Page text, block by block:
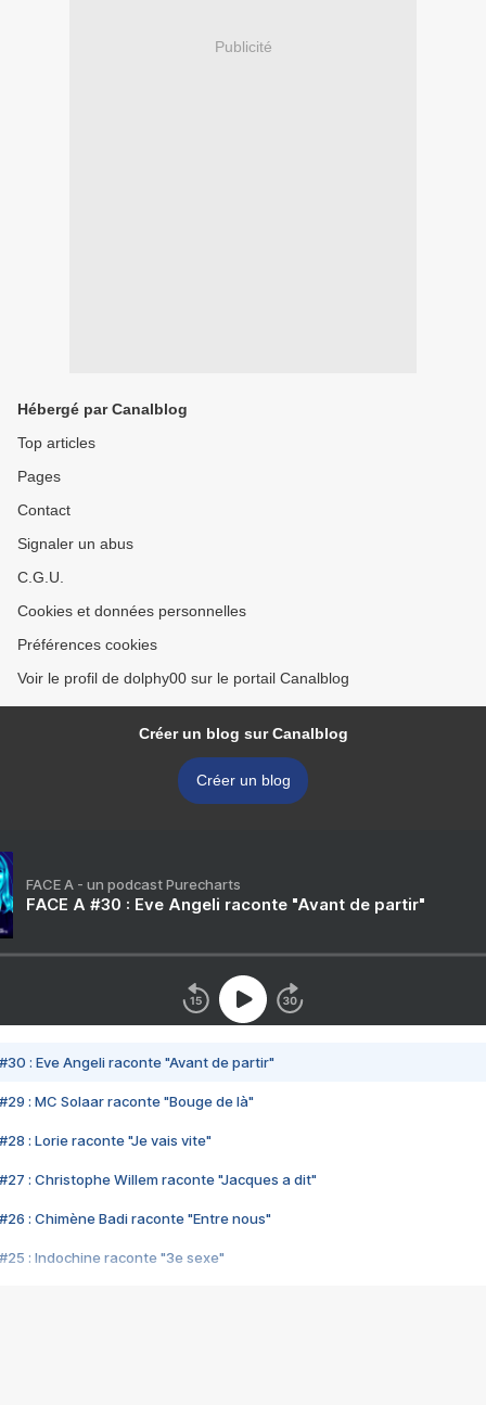
Publicité
Hébergé par Canalblog
Top articles
Pages
Contact
Signaler un abus
C.G.U.
Cookies et données personnelles
Préférences cookies
Voir le profil de dolphy00 sur le portail Canalblog
Créer un blog sur Canalblog
Créer un blog
FACE A - un podcast Purecharts
FACE A #30 : Eve Angeli raconte "Avant de partir"
#30 : Eve Angeli raconte "Avant de partir"
#29 : MC Solaar raconte "Bouge de là"
#28 : Lorie raconte "Je vais vite"
#27 : Christophe Willem raconte "Jacques a dit"
#26 : Chimène Badi raconte "Entre nous"
#25 : Indochine raconte "3e sexe"